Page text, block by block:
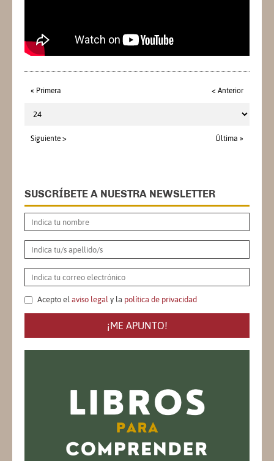
« Primera < Anterior
Siguiente > Última »
SUSCRÍBETE A NUESTRA NEWSLETTER
Acepto el aviso legal y la política de privacidad